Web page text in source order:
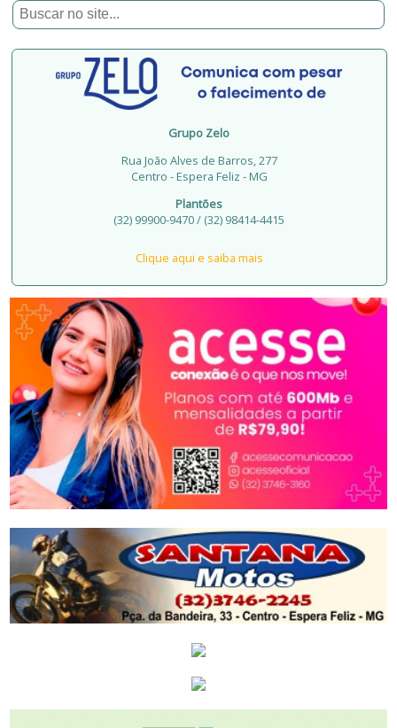
Grupo Zelo
Rua João Alves de Barros, 277
Centro - Espera Feliz - MG
Plantões
(32) 99900-9470 / (32) 98414-4415
Clique aqui e saiba mais